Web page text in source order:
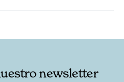
newsletter